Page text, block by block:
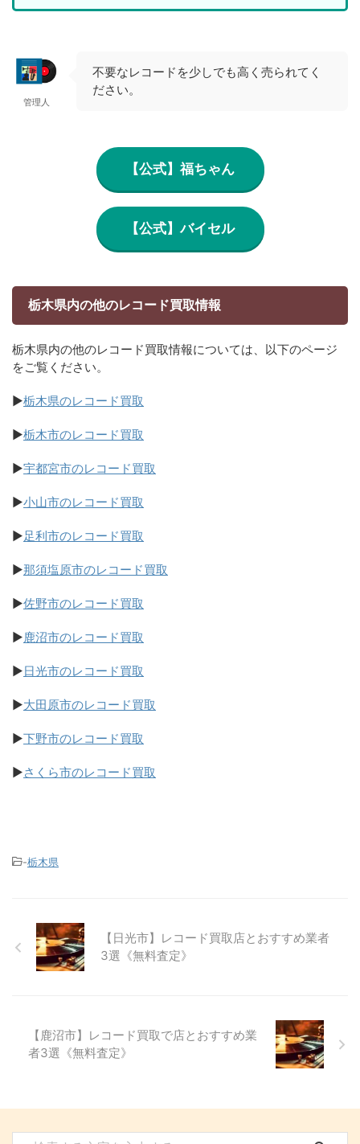
管理人
不要なレコードを少しでも高く売られてく
ださい。
【公式】福ちゃん
【公式】バイセル
栃木県内の他のレコード買取情報
栃木県内の他のレコード買取情報については、以下のページ
をご覧ください。
▶栃木県のレコード買取
▶栃木市のレコード買取
▶宇都宮市のレコード買取
▶小山市のレコード買取
▶足利市のレコード買取
▶那須塩原市のレコード買取
▶佐野市のレコード買取
▶鹿沼市のレコード買取
▶日光市のレコード買取
▶大田原市のレコード買取
▶下野市のレコード買取
▶さくら市のレコード買取
-栃木県
【日光市】レコード買取店とおすすめ業者
3選《無料査定》
【鹿沼市】レコード買取で店とおすすめ業
者3選《無料査定》